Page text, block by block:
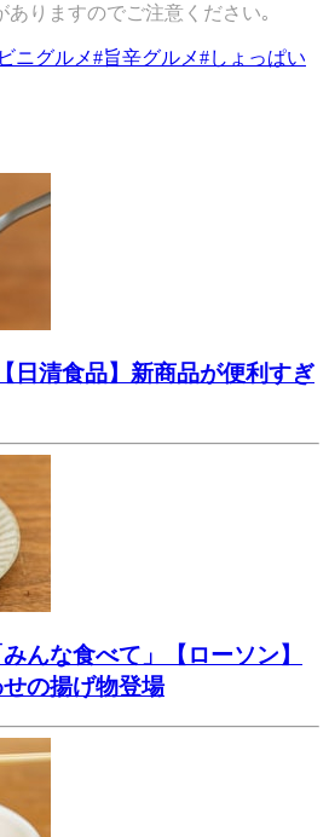
りますのでご注意ください｡
ニグルメ#旨辛グルメ#しょっぱい
日清食品】新商品が便利すぎ
んな食べて」【ローソン】
の揚げ物登場